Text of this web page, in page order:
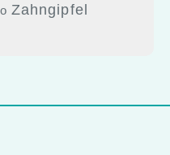
Zahngipfel